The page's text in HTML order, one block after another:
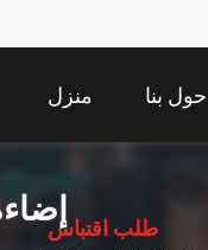
منزل حول بنا
طلب اقتباس